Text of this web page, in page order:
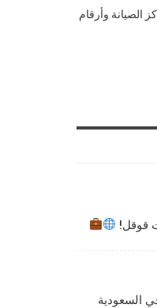
الصيانة وأرقام
قوقل!
السعودية